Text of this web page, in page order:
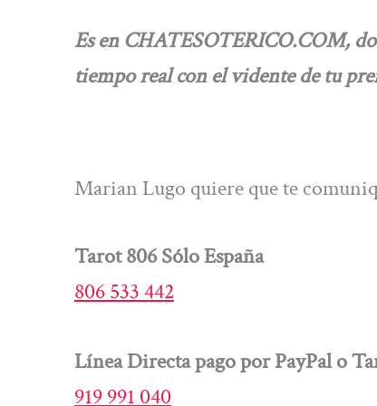
Es en CHATESOTERICO.COM,
tiempo real con el vidente de tu
Marian Lugo quiere que te
Tarot 806 Sólo España
806 533 442
Línea Directa pago por PayPal o
919 991 040